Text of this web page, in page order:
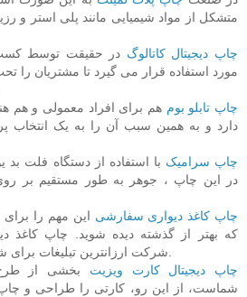
متشکل از مواد شیمیایی مانند پلی استر و
چاپ دیجیتال کاتالوگ در حقیقت توسط
مورد استفاده قرار می گیرد تا مشتریان را
چاپ تابلو بوم هم برای افراد معمولی و هم
دارد و به همین سبب آن را به یک انتخاب
چاپ سرامیک با استفاده از دستگاه فلت
در این چاپ ، جوهر به طور مستقیم بر
چاپ کاغذ دیواری سفارشی این مهم را
که بهتر از گذشته دیده شوید. چاپ کاغذ
چاپ دیجیتال کارت ویزیت بخشی از طرح
شماست، از این رو، کارتی را طراحی و